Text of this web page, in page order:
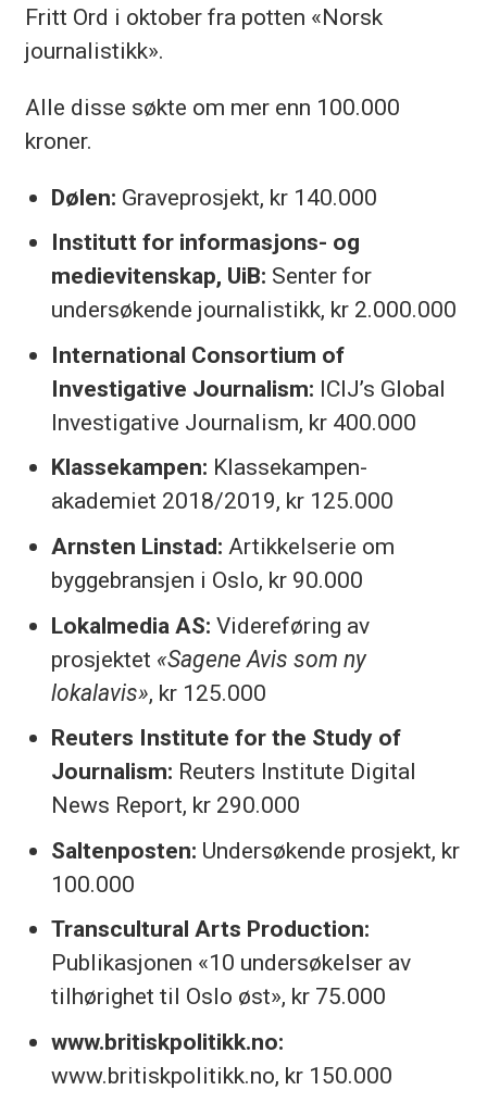
Fritt Ord i oktober fra potten «Norsk
journalistikk».
Alle disse søkte om mer enn 100.000
kroner.
Dølen: Graveprosjekt, kr 140.000
Institutt for informasjons- og
medievitenskap, UiB: Senter for
undersøkende journalistikk, kr 2.000.000
International Consortium of
Investigative Journalism: ICIJ’s Global
Investigative Journalism, kr 400.000
Klassekampen: Klassekampen-
akademiet 2018/2019, kr 125.000
Arnsten Linstad: Artikkelserie om
byggebransjen i Oslo, kr 90.000
Lokalmedia AS: Videreføring av
prosjektet «Sagene Avis som ny
lokalavis», kr 125.000
Reuters Institute for the Study of
Journalism: Reuters Institute Digital
News Report, kr 290.000
Saltenposten: Undersøkende prosjekt, kr
100.000
Transcultural Arts Production:
Publikasjonen «10 undersøkelser av
tilhørighet til Oslo øst», kr 75.000
www.britiskpolitikk.no:
www.britiskpolitikk.no, kr 150.000